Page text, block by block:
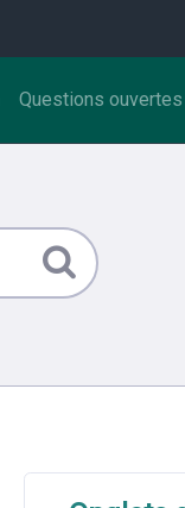
Questions ouvertes